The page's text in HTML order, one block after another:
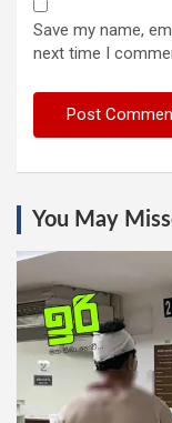
Save my name,
next time I
You May